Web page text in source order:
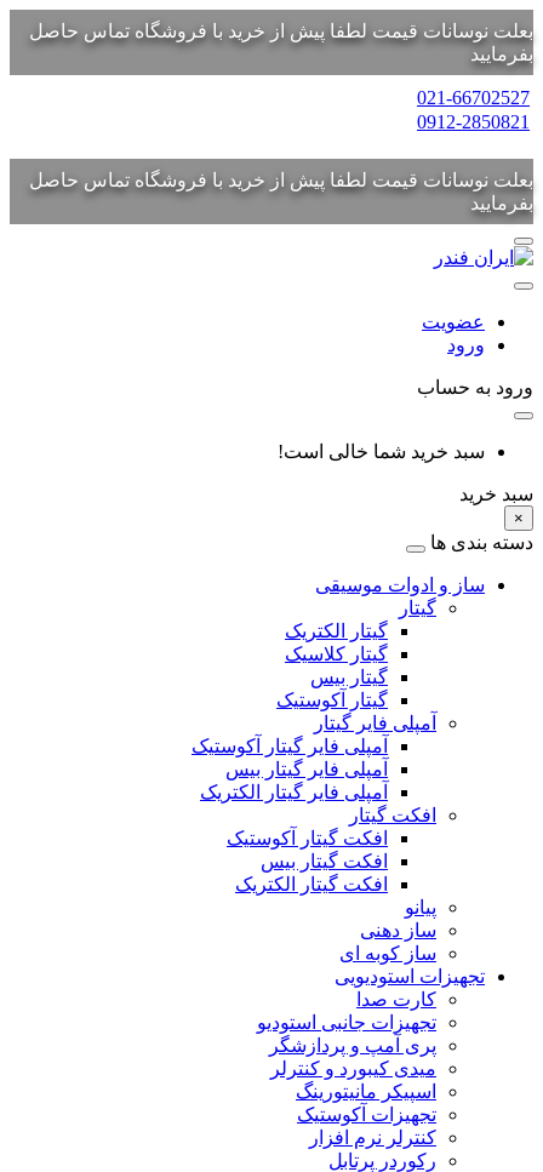
بعلت نوسانات قیمت لطفا پیش از خرید با فروشگاه تماس حاصل
بفرمایید
021-66702527
0912-2850821
بعلت نوسانات قیمت لطفا پیش از خرید با فروشگاه تماس حاصل
بفرمایید
عضویت
ورود
ورود به حساب
سبد خرید شما خالی است!
سبد خرید
×
دسته بندی ها
ساز و ادوات موسیقی
گیتار
گیتار الکتریک
گیتار کلاسیک
گیتار بیس
گیتار آکوستیک
آمپلی فایر گیتار
آمپلی فایر گیتار آکوستیک
آمپلی فایر گیتار بیس
آمپلی فایر گیتار الکتریک
افکت گیتار
افکت گیتار آکوستیک
افکت گیتار بیس
افکت گیتار الکتریک
پیانو
ساز دهنی
ساز کوبه ای
تجهیزات استودیویی
کارت صدا
تجهیزات جانبی استودیو
پری آمپ و پردازشگر
میدی کیبورد و کنترلر
اسپیکر مانیتورینگ
تجهیزات آکوستیک
کنترلر نرم افزار
رکوردر پرتابل